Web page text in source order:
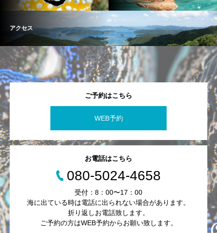
アクセス
ご予約はこちら
WEB予約
お電話はこちら
080-5024-4658
受付：8：00〜17：00
海に出ている時は電話に出られない場合があります。
折り返しお電話致します。
ご予約の方はWEB予約からお願い致します。